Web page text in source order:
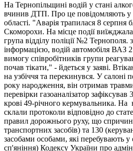
На Тернопільщині водій у стані
вчинив ДТП. Про це повідомляють у
області. "Аварія трапилася 8 серпня
Скоморохи. На місце події
група відділу поліції №2 Тернополя.
інформацією, водій автомобіля ВАЗ
вимогу співробітників групи
почав тікати," - йдеться у заяві.
на узбіччя та перекинувся. У салоні
року народження, він отримав
перевірки газоаналізатор
крові 49-річного кермувальника. На
склали протоколи відповідно до
правил дорожнього руху, що
транспортних засобів) та 130
засобами особами, які перебувають у
сп'яніння) Кодексу України про